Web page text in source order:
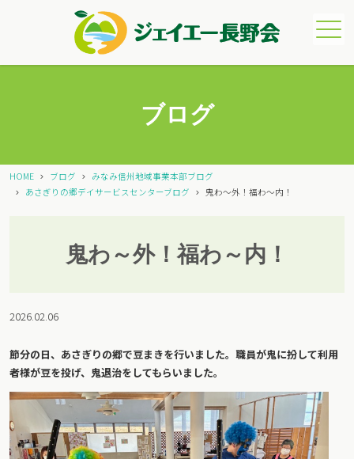
メニュー
ブログ
HOME ブログ
みなみ信州地域事業本部ブログ
あさぎりの郷デイサービスセンターブログ
鬼わ～外！福わ～内！
鬼わ～外！福わ～内！
2026.02.06
節分の日、あさぎりの郷で豆まきを行いました。職員が鬼に扮して利用
者様が豆を投げ、鬼退治をしてもらいました。